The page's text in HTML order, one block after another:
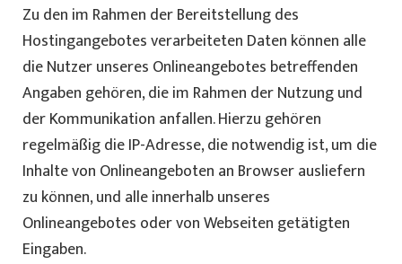
Zu den im Rahmen der Bereitstellung des
Hostingangebotes verarbeiteten Daten können alle
die Nutzer unseres Onlineangebotes betreffenden
Angaben gehören, die im Rahmen der Nutzung und
der Kommunikation anfallen. Hierzu gehören
regelmäßig die IP-Adresse, die notwendig ist, um die
Inhalte von Onlineangeboten an Browser ausliefern
zu können, und alle innerhalb unseres
Onlineangebotes oder von Webseiten getätigten
Eingaben.